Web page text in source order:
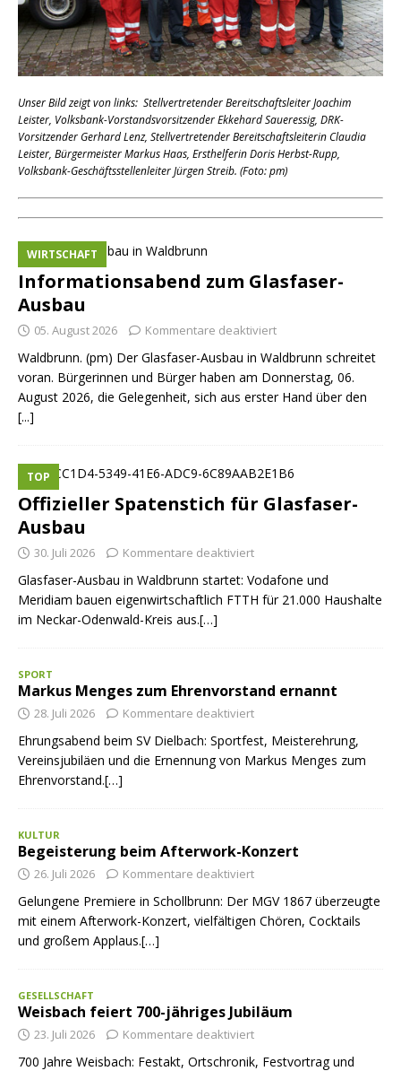
Unser Bild zeigt von links: Stellvertretender BereitschaftsleiterJoachim
Leister, Volksbank-Vorstandsvorsitzender Ekkehard Saueressig, DRK-
Vorsitzender Gerhard Lenz, Stellvertretender BereitschaftsleiterinClaudia
Leister, Bürgermeister Markus Haas, Ersthelferin Doris Herbst-Rupp,
Volksbank-Geschäftsstellenleiter Jürgen Streib. (Foto: pm)
Informationsabend zum Glasfaser-
Ausbau
WIRTSCHAFT
05. August 2026 Kommentare deaktiviert
Waldbrunn. (pm) Der Glasfaser-Ausbau in Waldbrunn schreitet
voran. Bürgerinnen und Bürger haben am Donnerstag, 06.
August 2026, die Gelegenheit, sich aus erster Hand über den
[...]
Offizieller Spatenstich für Glasfaser-
Ausbau
TOP
30. Juli 2026 Kommentare deaktiviert
Glasfaser-Ausbau in Waldbrunn startet: Vodafone und
Meridiam bauen eigenwirtschaftlich FTTH für 21.000 Haushalte
im Neckar-Odenwald-Kreis aus.[…]
SPORT
Markus Menges zum Ehrenvorstand ernannt
28. Juli 2026 Kommentare deaktiviert
Ehrungsabend beim SV Dielbach: Sportfest, Meisterehrung,
Vereinsjubiläen und die Ernennung von Markus Menges zum
Ehrenvorstand.[…]
KULTUR
Begeisterung beim Afterwork-Konzert
26. Juli 2026 Kommentare deaktiviert
Gelungene Premiere in Schollbrunn: Der MGV 1867 überzeugte
mit einem Afterwork-Konzert, vielfältigen Chören, Cocktails
und großem Applaus.[…]
GESELLSCHAFT
Weisbach feiert 700-jähriges Jubiläum
23. Juli 2026 Kommentare deaktiviert
700 Jahre Weisbach: Festakt, Ortschronik, Festvortrag und